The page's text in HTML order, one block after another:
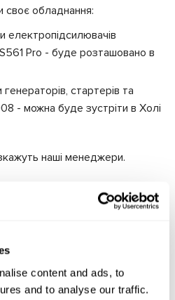
content and ads, to
and to analyse our traffic.
своє обладнання:
електропідсилювачів
Pro - буде розташовано в
стартерів та
- можна буде зустріти в Холі
наші менеджери.